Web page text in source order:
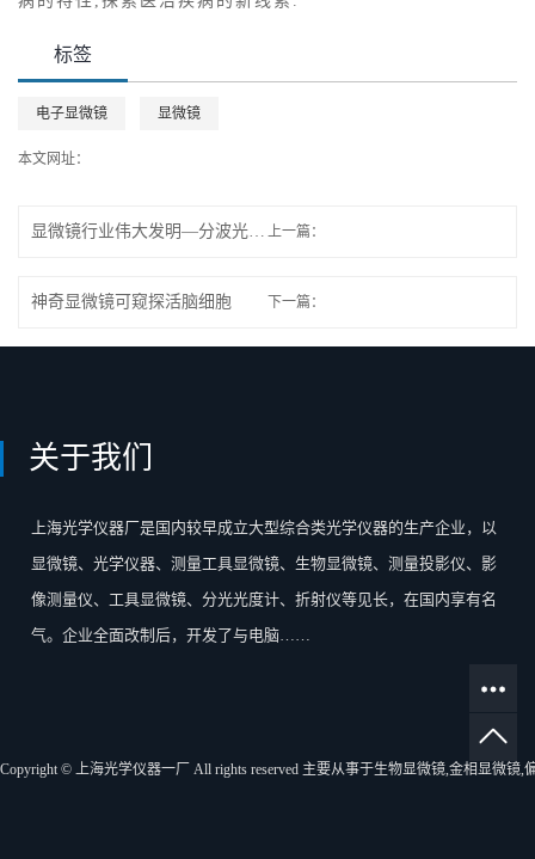
标签
电子显微镜 显微镜
本文网址：
上一篇：
显微镜行业伟大发明—分波光谱显微镜技术
下一篇：
神奇显微镜可窥探活脑细胞
关于我们
上海光学仪器厂是国内较早成立大型综合类光学仪器的生产企业，以
显微镜、光学仪器、测量工具显微镜、生物显微镜、测量投影仪、影
像测量仪、工具显微镜、分光光度计、折射仪等见长，在国内享有名
气。企业全面改制后，开发了与电脑……
Copyright © 上海光学仪器一厂 All rights reserved 主要从事于生物显微镜,金相显微镜,